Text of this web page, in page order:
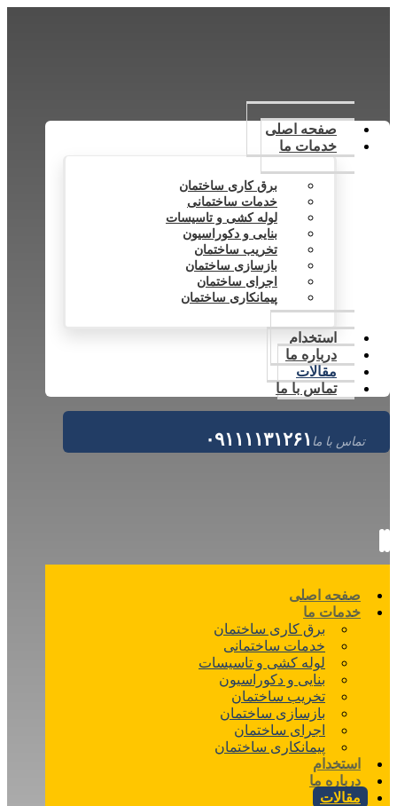
صفحه اصلی
خدمات ما
برق کاری ساختمان
خدمات ساختمانی
لوله کشی و تاسیسات
بنایی و دکوراسیون
تخریب ساختمان
بازسازی ساختمان
اجرای ساختمان
پیمانکاری ساختمان
استخدام
درباره ما
مقالات
تماس با ما
تماس با ما ۰۹۱۱۱۱۳۱۲۶۱
صفحه اصلی
خدمات ما
برق کاری ساختمان
خدمات ساختمانی
لوله کشی و تاسیسات
بنایی و دکوراسیون
تخریب ساختمان
بازسازی ساختمان
اجرای ساختمان
پیمانکاری ساختمان
استخدام
درباره ما
مقالات